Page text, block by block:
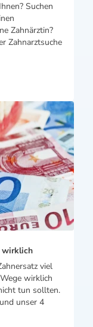
Suchen
Zahnärztin?
Zahnarztsuche
wirklich
viel
wirklich
tun sollten.
unser 4